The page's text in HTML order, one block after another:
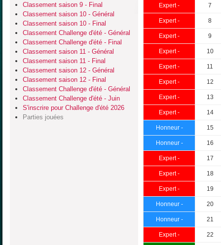
Classement saison 9 - Final
Classement saison 10 - Général
Classement saison 10 - Final
Classement Challenge d'été - Général
Classement Challenge d'été - Final
Classement saison 11 - Général
Classement saison 11 - Final
Classement saison 12 - Général
Classement saison 12 - Final
Classement Challenge d'été - Général
Classement Challenge d'été - Juin
S'inscrire pour Challenge d'été 2026
Parties jouées
Expert - 7
Expert - 8
Expert - 9
Expert - 10
Expert - 11
Expert - 12
Expert - 13
Expert - 14
Honneur - 15
Honneur - 16
Expert - 17
Expert - 18
Expert - 19
Honneur - 20
Honneur - 21
Expert - 22